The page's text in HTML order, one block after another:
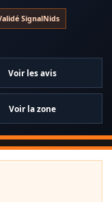
afin de
Vous
SignalNids
Voir les avis
Voir la zone